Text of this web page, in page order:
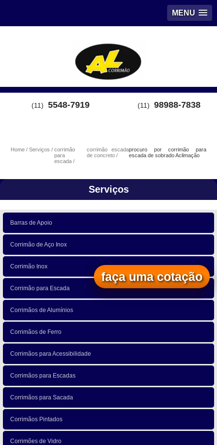
MENU
(11) 5548-7919 (11) 98988-7838
Home Serviços
corrimão
para
escada
corrimão escada
de concreto
procuro por corrimão para
escada de sobrado Aclimação
Serviços
Barras de Apoio
Corrimão de Aço Inox
Corrimão Inox
Corrimão para Escada
Corrimãos de Alumínios
Corrimãos de Ferro
Corrimãos para Acessibilidade
Corrimãos para Escadas
Corrimãos para Sacada
Corrimãos Pintados
Corrimões de Vidro
faça uma cotação